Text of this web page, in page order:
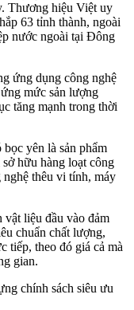
Thương hiệu Việt uy
63 tỉnh thành, ngoài
nước ngoài tại Đông
ứng dụng công nghệ
mức sản lượng
tăng mạnh trong thời
yên là sản phẩm
hữu hàng loạt công
thêu vi tính, máy
vật liệu đầu vào đảm
chuẩn chất lượng,
tiếp, theo đó giá cả mà
gian.
chính sách siêu ưu